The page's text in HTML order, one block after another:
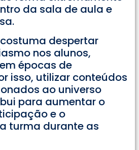
da sala de aula e
despertar
nos alunos,
épocas de
isso, utilizar conteúdos
ao universo
para aumentar o
e o
turma durante as